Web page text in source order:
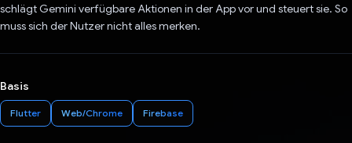
schlägt Gemini verfügbare Aktionen in der App vor und steuert sie. So
muss sich der Nutzer nicht alles merken.
Basis
Flutter Web/Chrome Firebase